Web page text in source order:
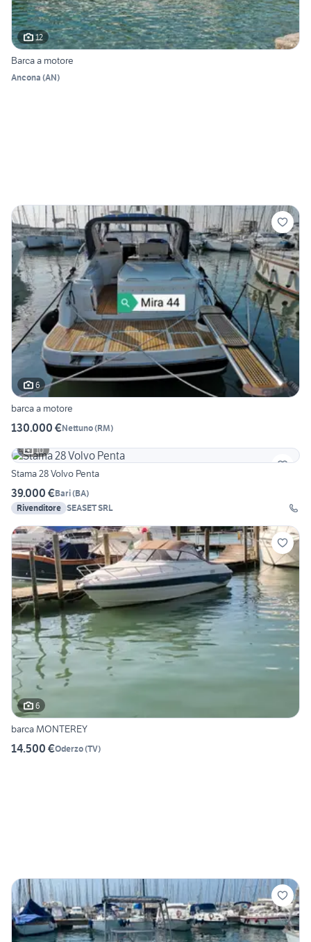
12
Barca a motore
Ancona (AN)
6
barca a motore
130.000 €Nettuno(RM)
10
Stama 28 Volvo Penta
39.000 €Bari(BA)
Rivenditore SEASET SRL
6
barca MONTEREY
14.500 €Oderzo(TV)